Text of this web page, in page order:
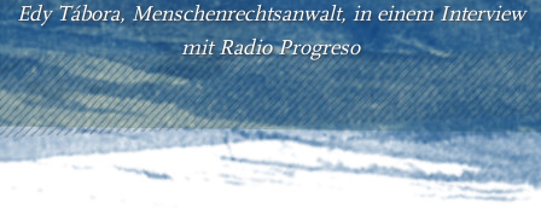
Edy Tábora, Menschenrechtsanwalt, in einem Interview
mit Radio Progreso